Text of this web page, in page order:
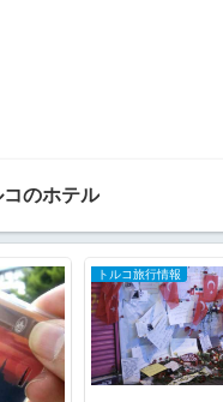
コのホテル
トルコ旅行情報